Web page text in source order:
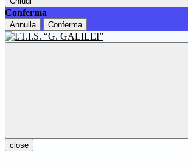
Conferma
Annulla Conferma
close